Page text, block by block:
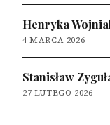
Henryka
4 MARCA 2026
Stanisław
27 LUTEGO 2026